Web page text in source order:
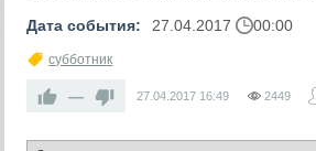
Дата события: 27.04.2017 00:00
субботник
— 27.04.2017 16:49 2449